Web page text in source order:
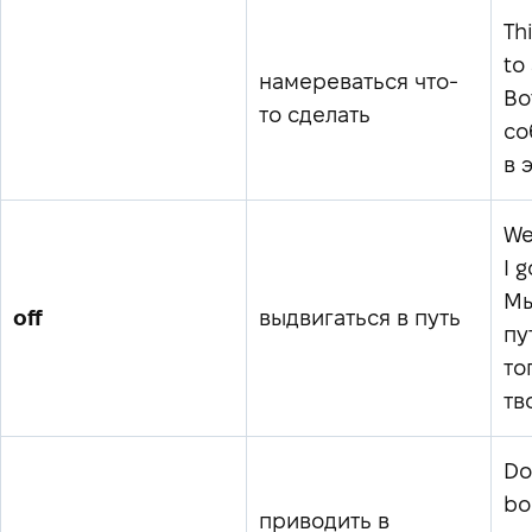
намереваться что-
то сделать
to
в
off выдвигаться в путь
I
приводить в